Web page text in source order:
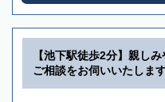
【池下駅徒歩2分】親し
ご相談をお伺いいたしま